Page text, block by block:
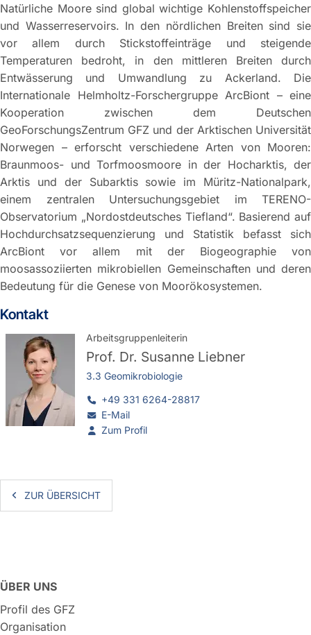
Natürliche Moore sind global wichtige Kohlenstoffspeicher
und Wasserreservoirs. In den nördlichen Breiten sind sie
vor allem durch Stickstoffeinträge und steigende
Temperaturen bedroht, in den mittleren Breiten durch
Entwässerung und Umwandlung zu Ackerland. Die
Internationale Helmholtz-Forschergruppe ArcBiont – eine
Kooperation zwischen dem Deutschen
GeoForschungsZentrum GFZ und der Arktischen Universität
Norwegen – erforscht verschiedene Arten von Mooren:
Braunmoos- und Torfmoosmoore in der Hocharktis, der
Arktis und der Subarktis sowie im Müritz-Nationalpark,
einem zentralen Untersuchungsgebiet im TERENO-
Observatorium „Nordostdeutsches Tiefland“. Basierend auf
Hochdurchsatzsequenzierung und Statistik befasst sich
ArcBiont vor allem mit der Biogeographie von
moosassoziierten mikrobiellen Gemeinschaften und deren
Bedeutung für die Genese von Moorökosystemen.
Kontakt
Arbeitsgruppenleiterin
Prof. Dr. Susanne Liebner
3.3 Geomikrobiologie
+49 331 6264-28817
E-Mail
Zum Profil
ZUR ÜBERSICHT
ÜBER UNS
Profil des GFZ
Organisation